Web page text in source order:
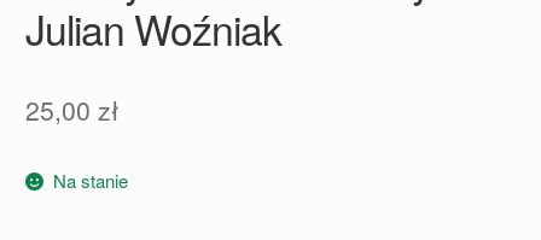
Julian Woźniak
25,00 zł
Na stanie